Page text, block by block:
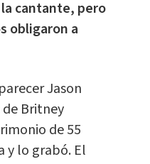
cantante, pero
obligaron a
Jason
de Britney
de 55
y lo grabó. El